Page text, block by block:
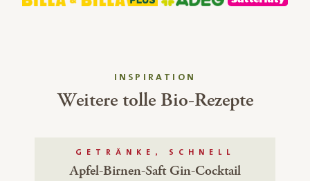
INSPIRATION
Weitere tolle Bio-Rezepte
GETRÄNKE, SCHNELL
Apfel-Birnen-Saft Gin-Cocktail